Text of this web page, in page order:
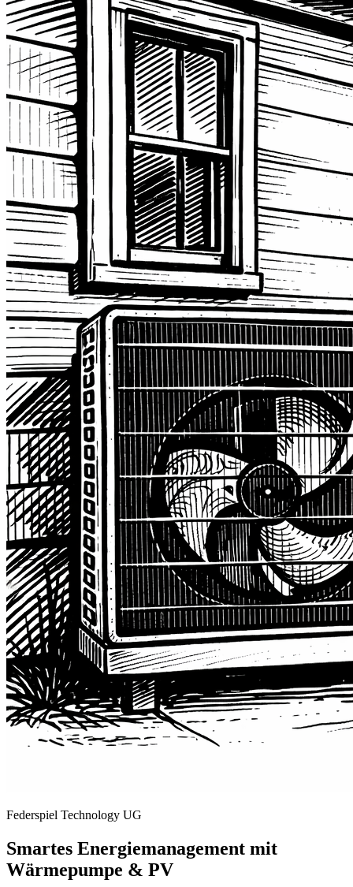
Federspiel Technology UG
Smartes Energiemanagement mit
Wärmepumpe & PV